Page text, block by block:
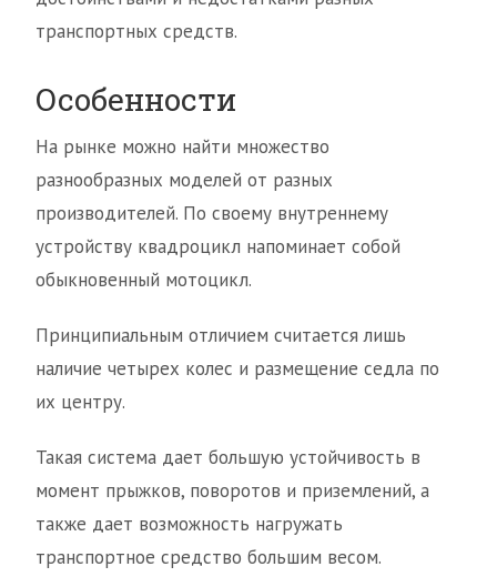
транспортных средств.
Особенности
На рынке можно найти множество
разнообразных моделей от разных
производителей. По своему внутреннему
устройству квадроцикл напоминает собой
обыкновенный мотоцикл.
Принципиальным отличием считается лишь
наличие четырех колес и размещение седла по
их центру.
Такая система дает большую устойчивость в
момент прыжков, поворотов и приземлений, а
также дает возможность нагружать
транспортное средство большим весом.